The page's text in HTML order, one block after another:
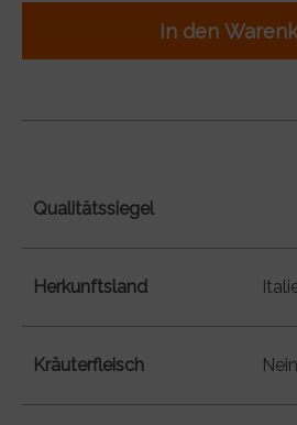
In den
Qualitätssiegel
Herkunftsland
Kräuterfleisch Nein